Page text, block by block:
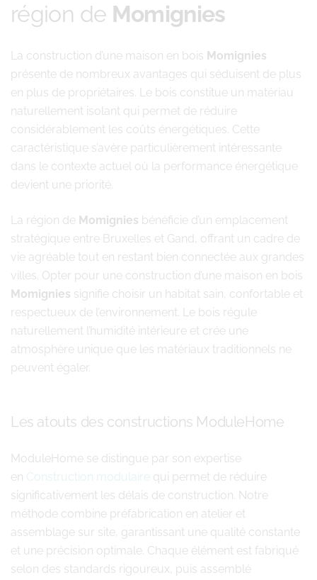
région de Momignies
La construction d’une maison en bois Momignies
présente de nombreux avantages qui séduisent de plus
en plus de propriétaires. Le bois constitue un matériau
naturellement isolant qui permet de réduire
considérablement les coûts énergétiques. Cette
caractéristique s’avère particulièrement intéressante
dans le contexte actuel où la performance énergétique
devient une priorité.
La région de Momignies bénéficie d’un emplacement
stratégique entre Bruxelles et Gand, offrant un cadre de
vie agréable tout en restant bien connectée aux grandes
villes. Opter pour une construction d’une maison en bois
Momignies signifie choisir un habitat sain, confortable et
respectueux de l’environnement. Le bois régule
naturellement l’humidité intérieure et crée une
atmosphère unique que les matériaux traditionnels ne
peuvent égaler.
Les atouts des constructions ModuleHome
ModuleHome se distingue par son expertise
en Construction modulaire qui permet de réduire
significativement les délais de construction. Notre
méthode combine préfabrication en atelier et
assemblage sur site, garantissant une qualité constante
et une précision optimale. Chaque élément est fabriqué
selon des standards rigoureux, puis assemblé